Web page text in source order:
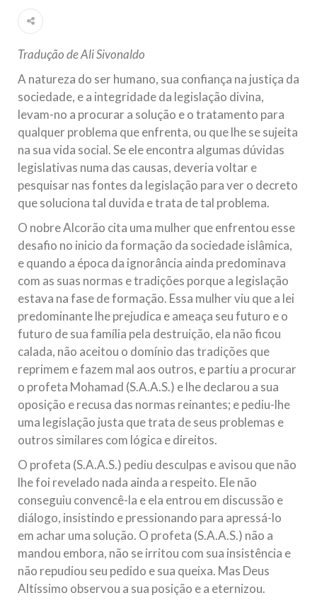
Islâmico no Brasil parabeniza a nação islâmica pela chegada
no ano novo muçulmano de 1435 Hejrita. Desejamos a
todos os irmãos e irmãs um novo
10 DE NOVEMBRO DE 2013
Falecimento do Imam Ali Ibn Al-Hussein
(A.S.)
Em nome de Deus, o Clemente, o Misericordioso! Diante da
muçulmanos, o Imam Ali Ibn Al-Hussein Ibn Ali Ibn Abi Táleb
(A.S.), conhecido por “Zein Al-Ábidin” (Formosura
3 DE JULHO DE 2014
Centro Islâmico no Brasil recebe o ex-
ministro das Relações Exteriores da
República Islâmica do Irã
Na noite da quinta-feira, 03 de Abril, o Centro Islâmico no
Brasil recebeu em sua sede, em São Paulo, o ex-ministro das
Relações Exteriores da República Islâmica do Irã, Sr. Kamal
Kharrazi, que encontra-se visitando
Tradução de Ali Sivonaldo
A natureza do ser humano, sua confiança na justiça da
sociedade, e a integridade da legislação divina,
levam-no a procurar a solução e o tratamento para
qualquer problema que enfrenta, ou que lhe se sujeita
na sua vida social. Se ele encontra algumas dúvidas
legislativas numa das causas, deveria voltar e
pesquisar nas fontes da legislação para ver o decreto
que soluciona tal duvida e trata de tal problema.
O nobre Alcorão cita uma mulher que enfrentou esse
desafio no inicio da formação da sociedade islâmica,
e quando a época da ignorância ainda predominava
com as suas normas e tradições porque a legislação
estava na fase de formação. Essa mulher viu que a lei
predominante lhe prejudica e ameaça seu futuro e o
futuro de sua família pela destruição, ela não ficou
calada, não aceitou o domínio das tradições que
reprimem e fazem mal aos outros, e partiu a procurar
o profeta Mohamad (S.A.A.S.) e lhe declarou a sua
oposição e recusa das normas reinantes; e pediu-lhe
uma legislação justa que trata de seus problemas e
outros similares com lógica e direitos.
O profeta (S.A.A.S.) pediu desculpas e avisou que não
lhe foi revelado nada ainda a respeito. Ele não
conseguiu convencê-la e ela entrou em discussão e
diálogo, insistindo e pressionando para apressá-lo
em achar uma solução. O profeta (S.A.A.S.) não a
mandou embora, não se irritou com sua insistência e
não repudiou seu pedido e sua queixa. Mas Deus
Altíssimo observou a sua posição e a eternizou.